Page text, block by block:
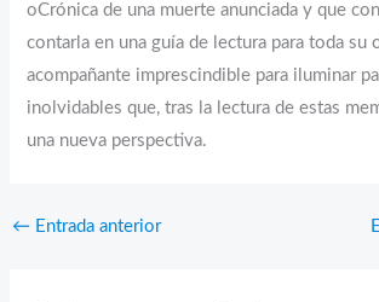
oCrónica de una muerte anunciada y que
contarla en una guía de lectura para toda su
acompañante imprescindible para iluminar
inolvidables que, tras la lectura de estas
una nueva perspectiva.
← Entrada anterior